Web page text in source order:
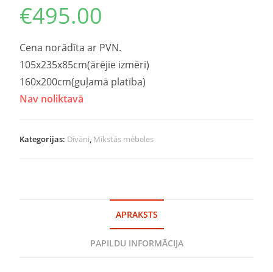
€495.00
Cena norādīta ar PVN.
105x235x85cm(ārējie izmēri)
160x200cm(guļamā platība)
Nav noliktavā
Kategorijas: Dīvāni, Mīkstās mēbeles
APRAKSTS
PAPILDU INFORMĀCIJA